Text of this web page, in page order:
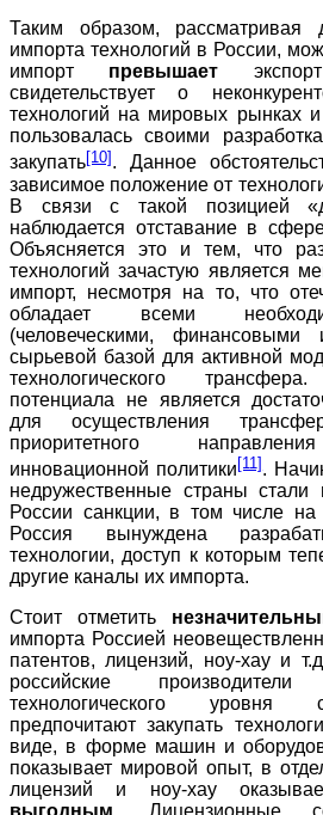
Таким образом, рассматривая
импорта технологий в России,
импорт превышает
свидетельствует о
технологий на мировых рынках
пользовалась своими
закупать[10]. Данное
зависимое положение от
В связи с такой позицией
наблюдается отставание в
Объясняется это и тем, что
технологий зачастую является
импорт, несмотря на то, что
обладает всеми
(человеческими, финансовыми
сырьевой базой для активной
технологического
потенциала не является
для осуществления
приоритетного
инновационной политики[11].
недружественные страны стали
России санкции, в том числе на
Россия вынуждена
технологии, доступ к которым
другие каналы их импорта.
Стоит отметить
импорта Россией
патентов, лицензий, ноу-хау и
российские
технологического уровня
предпочитают закупать
виде, в форме машин и
показывает мировой опыт, в
лицензий и ноу-хау
выгодным . Лицензионные